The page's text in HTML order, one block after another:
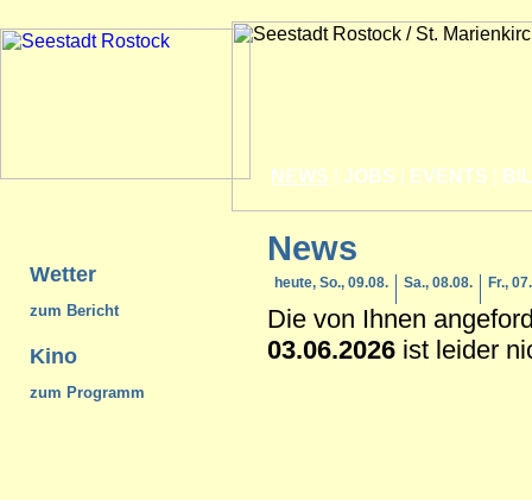
NEWS JOBS EVENTS
Wetter
zum Bericht
Kino
zum Programm
News
heute, So., 09.08. Sa., 08.08. Fr.,
Die von Ihnen
03.06.2026 ist leider